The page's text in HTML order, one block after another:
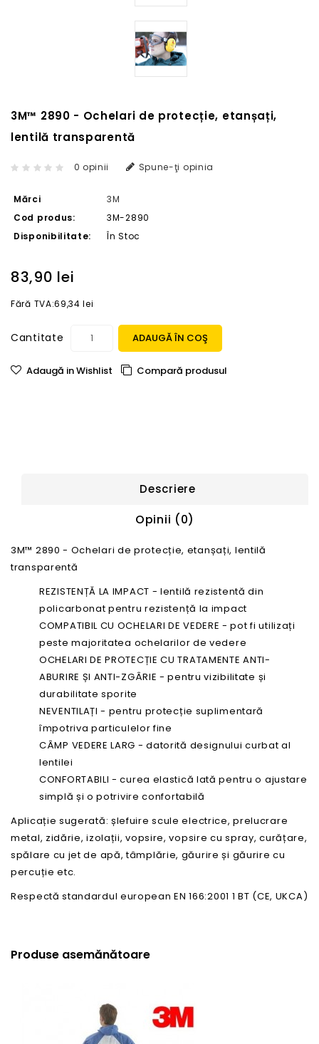
3M™ 2890 - Ochelari de protecție, etanșați,
lentilă transparentă
0 opinii Spune-ţi opinia
Mărci
3M
Cod produs:
3M-2890
Disponibilitate:
În Stoc
83,90 lei
Fără TVA:69,34 lei
Cantitate ADAUGĂ ÎN COŞ
Adaugă in Wishlist Compară produsul
Descriere
Opinii (0)
3M™ 2890 - Ochelari de protecție, etanșați, lentilă
transparentă
REZISTENȚĂ LA IMPACT - lentilă rezistentă din
policarbonat pentru rezistență la impact
COMPATIBIL CU OCHELARI DE VEDERE - pot fi utilizați
peste majoritatea ochelarilor de vedere
OCHELARI DE PROTECȚIE CU TRATAMENTE ANTI-
ABURIRE ȘI ANTI-ZGÂRIE - pentru vizibilitate și
durabilitate sporite
NEVENTILAȚI - pentru protecție suplimentară
împotriva particulelor fine
CÂMP VEDERE LARG - datorită designului curbat al
lentilei
CONFORTABILI - curea elastică lată pentru o ajustare
simplă și o potrivire confortabilă
Aplicație sugerată: șlefuire scule electrice, prelucrare
metal, zidărie, izolații, vopsire, vopsire cu spray, curățare,
spălare cu jet de apă, tâmplărie, găurire și găurire cu
percuție etc.
Respectă standardul european EN 166:2001 1 BT (CE, UKCA)
Produse asemănătoare